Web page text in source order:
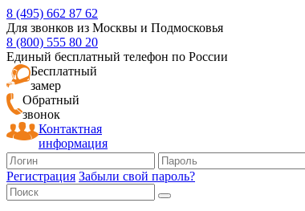
8 (495) 662 87 62
Для звонков из Москвы и Подмосковья
8 (800) 555 80 20
Единый бесплатный телефон по России
Бесплатный
замер
Обратный
звонок
Контактная
информация
Регистрация Забыли свой пароль?